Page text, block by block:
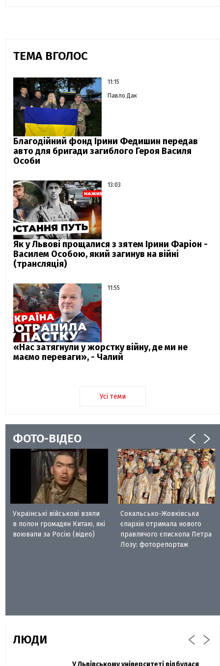
ТЕМА ВГОЛОС
11:15
Павло Дак
Благодійний фонд Ірини Федишин передав
авто для бригади загиблого Героя Василя
Особи
13:03
Як у Львові прощалися з зятем Ірини Фаріон -
Василем Особою, який загинув на війні
(трансляція)
11:55
«Нас затягнули у жорстку війну, де ми не
маємо переваги», - Чалий
Усі теми
ФОТО-ВІДЕО
Українські військові взяли
в полон громадян Китаю, які
воювали за Росію (відео)
Сокальсько-Жовківська
єпархія отримала нового
правлячого єпископа Петра
Лозу: фоторепортаж
ЛЮДИ
Захисник "Азовсталі" Діанов вдруге
У Львівському університеті відбулася